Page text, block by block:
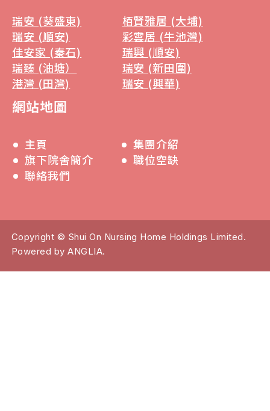
瑞安 (葵盛東)
栢賢雅居 (大埔)
瑞安 (順安)
彩雲居 (牛池灣)
佳安家 (秦石)
瑞興 (順安)
瑞臻 (油塘）
瑞安 (新田圍)
港灣 (田灣)
瑞安 (興華)
網站地圖
主頁
集團介紹
旗下院舍簡介
職位空缺
聯絡我們
Copyright © Shui On Nursing Home Holdings Limited.
Powered byANGLIA.